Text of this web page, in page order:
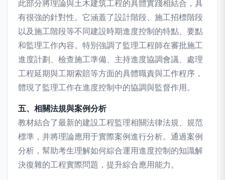
此部分將理論與土木建筑工程的具體實踐相結合，具
有很強的針對性。它涵蓋了設計階段、施工招標階段
以及施工階段等不同建設時期進度控制的特點、要點
和監理工作內容。特別強調了監理工程師在審批施工
進度計劃、檢查施工準備、主持進度協調會議、處理
工程延期與工期索賠等方面的具體職責與工作程序，
體現了監理工作在進度控制中的協調與監督作用。
五、相關法規與案例分析
教材結合了最新的建設工程監理相關法律法規、規范
標準，并將理論應用于實際案例進行分析。通過案例
分析，幫助考生理解如何綜合運用進度控制的知識解
決復雜的工程實際問題，提升綜合應用能力。